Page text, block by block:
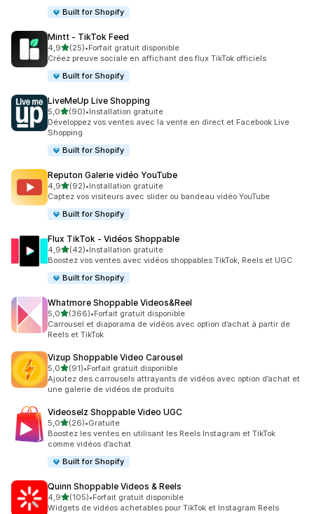
Built for Shopify
Mintt ‑ TikTok Feed
4,9étoile(s) sur 5
(25)
25 avis au total
•Forfait gratuit disponible
Créez preuve sociale en affichant des flux TikTok officiels
Built for Shopify
LiveMeUp Live Shopping
5,0étoile(s) sur 5
(90)
90 avis au total
•Installation gratuite
Développez vos ventes avec la vente en direct et Facebook Live
Shopping
Built for Shopify
Reputon Galerie vidéo YouTube
4,9étoile(s) sur 5
(92)
92 avis au total
•Installation gratuite
Captez vos visiteurs avec slider ou bandeau vidéo YouTube
Built for Shopify
Flux TikTok ‑ Vidéos Shoppable
4,9étoile(s) sur 5
(42)
42 avis au total
•Installation gratuite
Boostez vos ventes avec vidéos shoppables TikTok, Reels et UGC
Built for Shopify
Whatmore Shoppable Videos&Reel
5,0étoile(s) sur 5
(366)
366 avis au total
•Forfait gratuit disponible
Carrousel et diaporama de vidéos avec option d’achat à partir de
Reels et TikTok
Vizup Shoppable Video Carousel
5,0étoile(s) sur 5
(91)
91 avis au total
•Forfait gratuit disponible
Ajoutez des carrousels attrayants de vidéos avec option d’achat et
une galerie de vidéos de produits
Videoselz Shoppable Video UGC
5,0étoile(s) sur 5
(26)
26 avis au total
•Gratuite
Boostez les ventes en utilisant les Reels Instagram et TikTok
comme vidéos d’achat
Built for Shopify
Quinn Shoppable Videos & Reels
4,9étoile(s) sur 5
(105)
105 avis au total
•Forfait gratuit disponible
Widgets de vidéos achetables pour TikTok et Instagram Reels